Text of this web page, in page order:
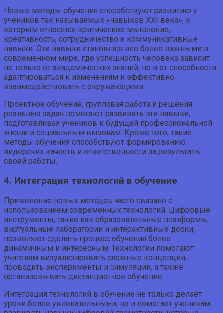
Новые методы обучения способствуют развитию у
учеников так называемых «навыков XXI века», к
которым относятся критическое мышление,
креативность, сотрудничество и коммуникативные
навыки. Эти навыки становятся все более важными в
современном мире, где успешность человека зависит
не только от академических знаний, но и от способности
адаптироваться к изменениям и эффективно
взаимодействовать с окружающими.
Проектное обучение, групповая работа и решения
реальных задач помогают развивать эти навыки,
подготавливая учеников к будущей профессиональной
жизни и социальным вызовам. Кроме того, такие
методы обучения способствуют формированию
лидерских качеств и ответственности за результаты
своей работы.
4. Интеграция технологий в обучение
Применение новых методов часто связано с
использованием современных технологий. Цифровые
инструменты, такие как образовательные платформы,
виртуальные лаборатории и интерактивные доски,
позволяют сделать процесс обучения более
динамичным и интересным. Технологии помогают
учителям визуализировать сложные концепции,
проводить эксперименты и симуляции, а также
организовывать дистанционное обучение.
Интеграция технологий в обучение не только делает
уроки более увлекательными, но и помогает ученикам